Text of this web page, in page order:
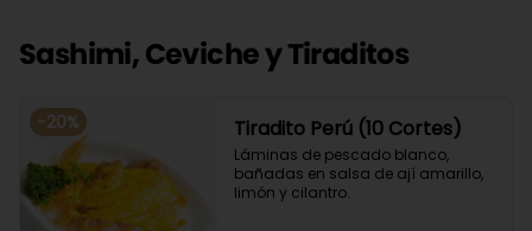
Sashimi, Ceviche y Tiraditos
-20% Tiradito Perú (10 Cortes)
Láminas de pescado blanco,
bañadas en salsa de ají amarillo,
limón y cilantro.